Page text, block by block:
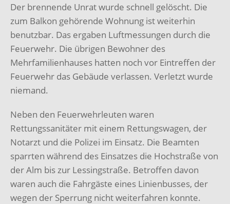
Der brennende Unrat wurde schnell gelöscht. Die
zum Balkon gehörende Wohnung ist weiterhin
benutzbar. Das ergaben Luftmessungen durch die
Feuerwehr. Die übrigen Bewohner des
Mehrfamilienhauses hatten noch vor Eintreffen der
Feuerwehr das Gebäude verlassen. Verletzt wurde
niemand.
Neben den Feuerwehrleuten waren
Rettungssanitäter mit einem Rettungswagen, der
Notarzt und die Polizei im Einsatz. Die Beamten
sparrten während des Einsatzes die Hochstraße von
der Alm bis zur Lessingstraße. Betroffen davon
waren auch die Fahrgäste eines Linienbusses, der
wegen der Sperrung nicht weiterfahren konnte.